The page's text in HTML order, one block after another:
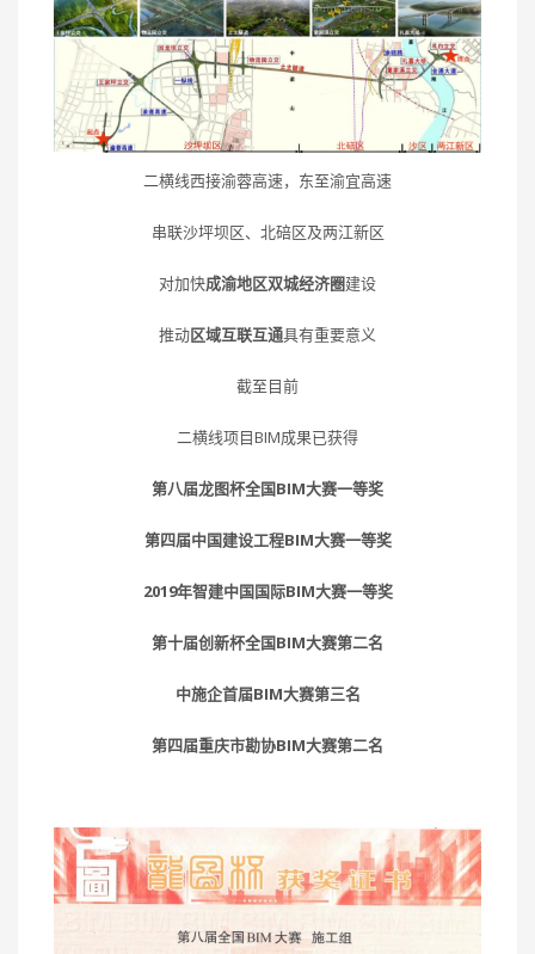
二横线西接渝蓉高速，东至渝宜高速
串联沙坪坝区、北碚区及两江新区
对加快成渝地区双城经济圈建设
推动区域互联互通具有重要意义
截至目前
二横线项目BIM成果已获得
第八届龙图杯全国BIM大赛一等奖
第四届中国建设工程BIM大赛一等奖
2019年智建中国国际BIM大赛一等奖
第十届创新杯全国BIM大赛第二名
中施企首届BIM大赛第三名
第四届重庆市勘协BIM大赛第二名